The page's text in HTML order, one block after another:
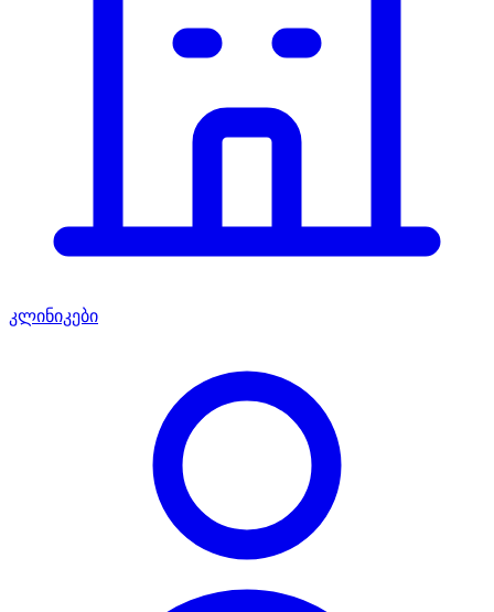
კლინიკები